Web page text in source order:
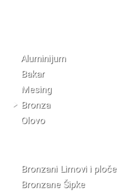
Aluminijum
Bakar
Mesing
Bronza
Olovo
Bronzani Limovi i ploče
Bronzane Šipke